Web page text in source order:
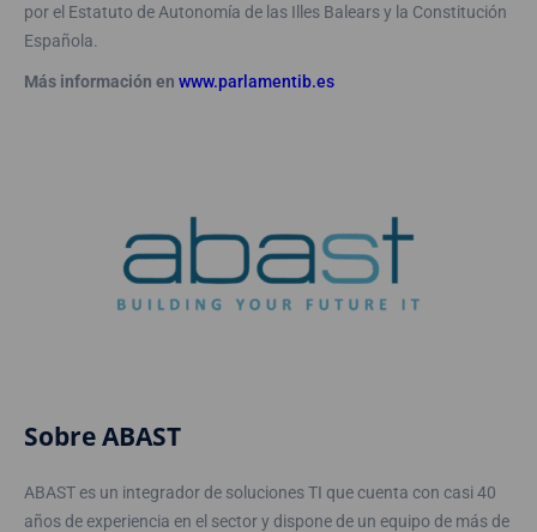
por el Estatuto de Autonomía de las Illes Balears y la Constitución
Española.
Más información en www.parlamentib.es
Sobre ABAST
ABAST es un integrador de soluciones TI que cuenta con casi 40
años de experiencia en el sector y dispone de un equipo de más de